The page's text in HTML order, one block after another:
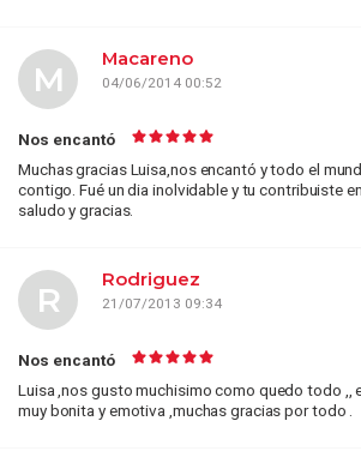
Macareno
04/06/2014 00:52
M
Nos encantó
Muchas gracias Luisa,nos encantó y todo el
contigo. Fué un dia inolvidable y tu contribuiste
saludo y gracias.
Rodriguez
21/07/2013 09:34
R
Nos encantó
Luisa ,nos gusto muchisimo como quedo todo ,,
muy bonita y emotiva ,muchas gracias por todo .